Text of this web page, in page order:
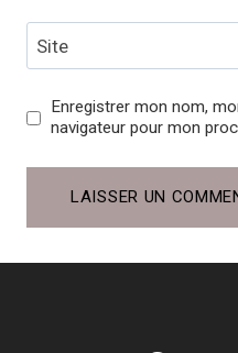
Site
Enregistrer mon nom,
navigateur pour mon